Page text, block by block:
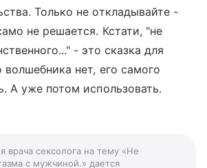
Только не откладывайте -
не решается. Кстати, "не
- это сказка для
нет, его самого
А уже потом использовать.
врача сексолога на тему «Не
с мужчиной.» дается